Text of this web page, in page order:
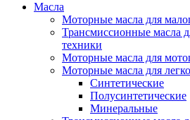
Масла
Моторные масла для
Трансмиссионные масла
техники
Моторные масла для
Моторные масла для
Синтетические
Полусинтетические
Минеральные